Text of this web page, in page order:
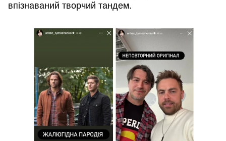
впізнаваний творчий тандем.